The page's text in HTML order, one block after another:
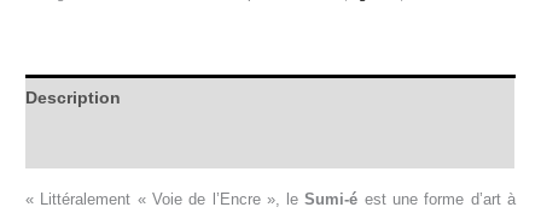
Description
« Littéralement « Voie de l’Encre », leSumi-é est une forme d’art à